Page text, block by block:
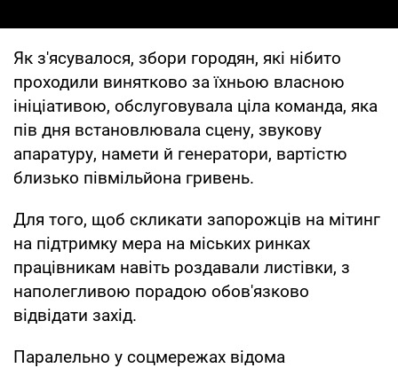
Як з'ясувалося, збори городян, які нібито
проходили винятково за їхньою власною
ініціативою, обслуговувала ціла команда, яка
пів дня встановлювала сцену, звукову
апаратуру, намети й генератори, вартістю
близько півмільйона гривень.
Для того, щоб скликати запорожців на мітинг
на підтримку мера на міських ринках
працівникам навіть роздавали листівки, з
наполегливою порадою обов'язково
відвідати захід.
Паралельно у соцмережах відома